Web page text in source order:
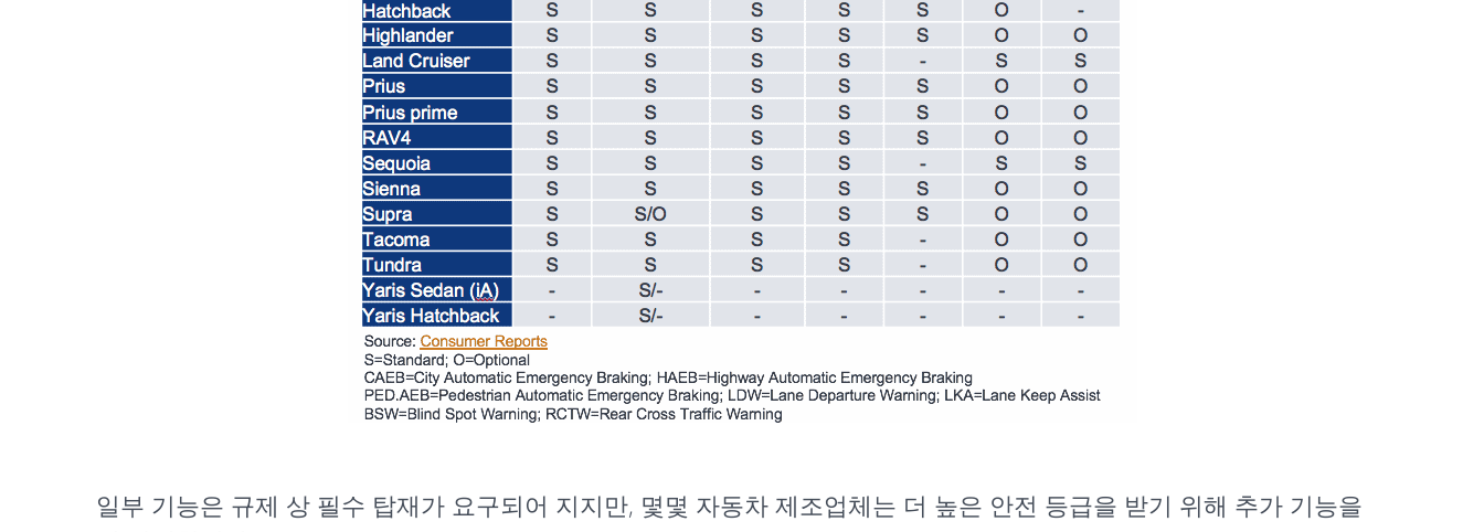
일부 기능은 규제 상 필수 탑재가 요구되어 지지만, 몇몇 자동차 제조업체는 더 높은 안전 등급을 받기 위해 추가 기능을